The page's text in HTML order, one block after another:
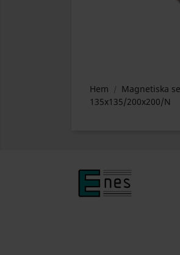
Hem Magnetiska
135x135/200x200/N